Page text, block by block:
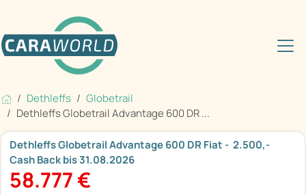
Dethleffs
Globetrail
Dethleffs Globetrail Advantage 600 DR ...
Dethleffs Globetrail Advantage 600 DR Fiat -  2.500,-
Cash Back bis 31.08.2026
58.777 €